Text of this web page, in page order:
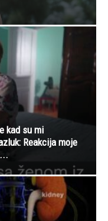
kad su mi
Reakcija moje